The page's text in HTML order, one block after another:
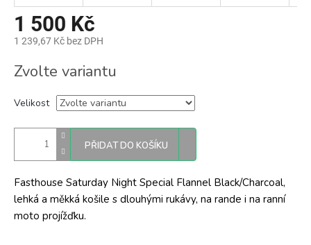
1 500 Kč
1 239,67 Kč bez DPH
cena:
Zvolte variantu
Velikost
PŘIDAT DO KOŠÍKU
Fasthouse Saturday Night Special Flannel Black/Charcoal,
lehká a měkká košile s dlouhými rukávy, na rande i na ranní
moto projížďku.